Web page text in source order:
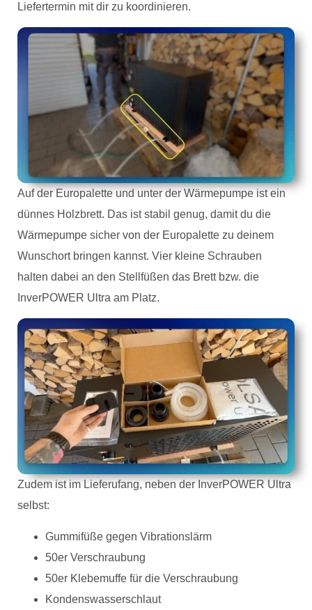
Liefertermin mit dir zu koordinieren.
Auf der Europalette und unter der Wärmepumpe ist ein
dünnes Holzbrett. Das ist stabil genug, damit du die
Wärmepumpe sicher von der Europalette zu deinem
Wunschort bringen kannst. Vier kleine Schrauben
halten dabei an den Stellfüßen das Brett bzw. die
InverPOWER Ultra am Platz.
Zudem ist im Lieferufang, neben der InverPOWER Ultra
selbst:
Gummifüße gegen Vibrationslärm
50er Verschraubung
50er Klebemuffe für die Verschraubung
Kondenswasserschlaut